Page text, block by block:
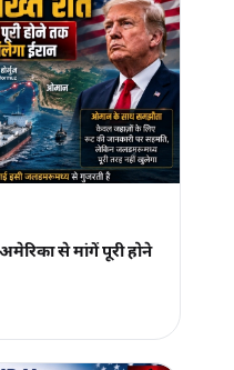
से मांगें पूरी होने